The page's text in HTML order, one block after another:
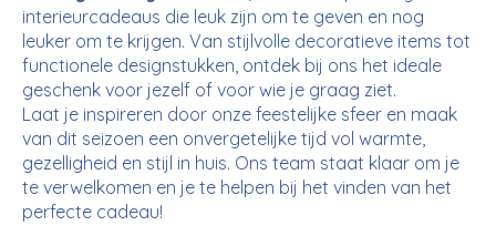
interieurcadeaus die leuk zijn om te geven en nog
leuker om te krijgen. Van stijlvolle decoratieve items tot
functionele designstukken, ontdek bij ons het ideale
geschenk voor jezelf of voor wie je graag ziet.
Laat je inspireren door onze feestelijke sfeer en maak
van dit seizoen een onvergetelijke tijd vol warmte,
gezelligheid en stijl in huis. Ons team staat klaar om je
te verwelkomen en je te helpen bij het vinden van het
perfecte cadeau!